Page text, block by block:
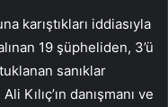
karıştıkları iddiasıyla
19 şüpheliden, 3’ü
sanıklar
Kılıç’ın danışmanı ve